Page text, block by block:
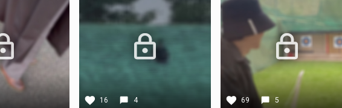
16 4 69 5